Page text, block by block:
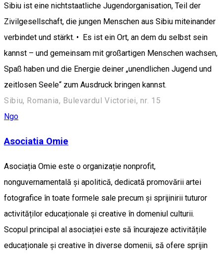
Sibiu ist eine nichtstaatliche Jugendorganisation, Teil der
Zivilgesellschaft, die jungen Menschen aus Sibiu miteinander
verbindet und stärkt. • Es ist ein Ort, an dem du selbst sein
kannst – und gemeinsam mit großartigen Menschen wachsen,
Spaß haben und die Energie deiner „unendlichen Jugend und
zeitlosen Seele“ zum Ausdruck bringen kannst.
Sibiu, Romania, Bulevardul Victoriei, nr. 15
Ngo
Asociatia Omie
Asociația Omie este o organizație nonprofit,
nonguvernamentală și apolitică, dedicată promovării artei
fotografice în toate formele sale precum și sprijinirii tuturor
activităților educaționale și creative în domeniul culturii.
Scopul principal al asociației este să încurajeze activitățile
educaționale și creative în diverse domenii, să ofere sprijin